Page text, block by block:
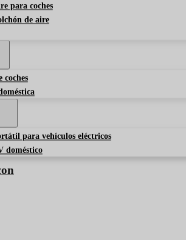
para coches
de aire
coches
para vehículos eléctricos
doméstico